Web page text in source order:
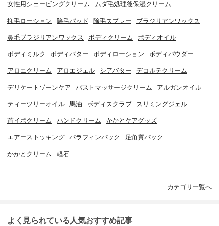
女性用シェービングクリーム ムダ毛処理後保湿クリーム
抑毛ローション 除毛パッド 除毛スプレー ブラジリアンワックス
鼻毛ブラジリアンワックス ボディクリーム ボディオイル
ボディミルク ボディバター ボディローション ボディパウダー
アロエクリーム アロエジェル シアバター デコルテクリーム
デリケートゾーンケア バストマッサージクリーム アルガンオイル
ティーツリーオイル 馬油 ボディスクラブ スリミングジェル
首イボクリーム ハンドクリーム かかとケアグッズ
エアーストッキング パラフィンパック 足角質パック
かかとクリーム 軽石
カテゴリ一覧へ
よく見られている人気おすすめ記事